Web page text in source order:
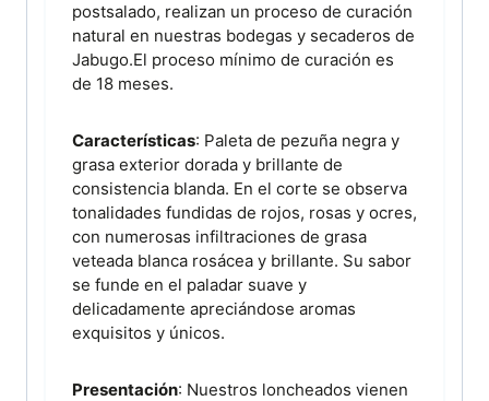
postsalado, realizan un proceso de curación
natural en nuestras bodegas y secaderos de
Jabugo.El proceso mínimo de curación es
de 18 meses.
Características: Paleta de pezuña negra y
grasa exterior dorada y brillante de
consistencia blanda. En el corte se observa
tonalidades fundidas de rojos, rosas y ocres,
con numerosas infiltraciones de grasa
veteada blanca rosácea y brillante. Su sabor
se funde en el paladar suave y
delicadamente apreciándose aromas
exquisitos y únicos.
Presentación: Nuestros loncheados vienen